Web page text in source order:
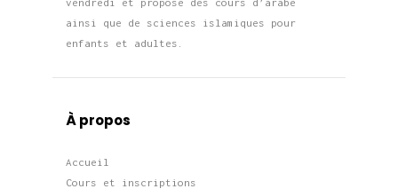
vendredi et propose des cours d’arabe
ainsi que de sciences islamiques pour
enfants et adultes.
À propos
Accueil
Cours et inscriptions